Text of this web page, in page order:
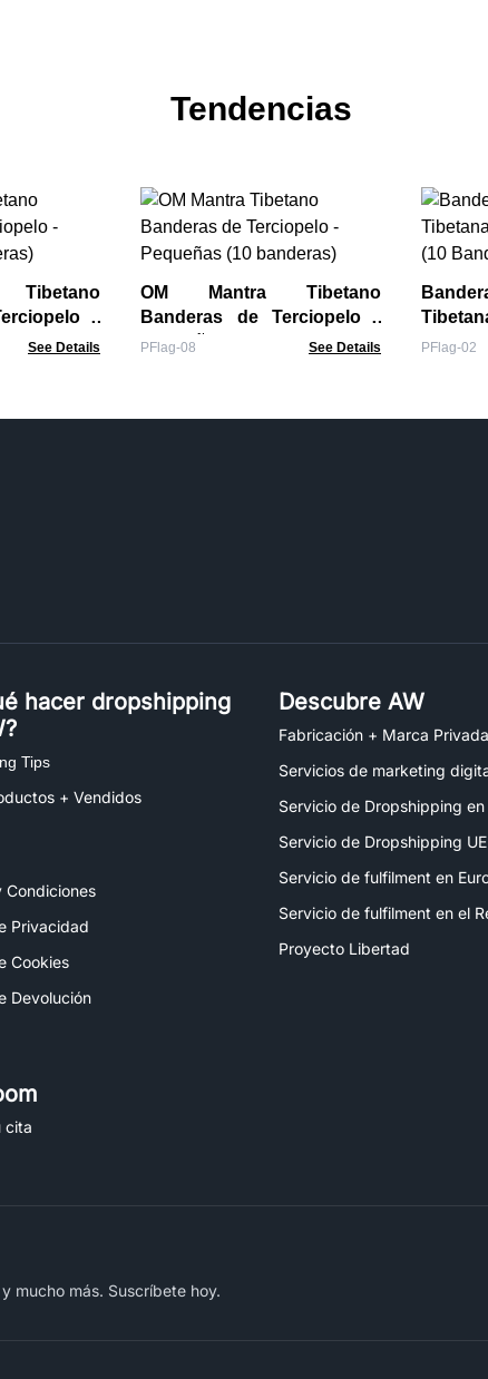
Tendencias
-
See Details
OM Mantra Tibetano
Banderas de Terciopelo -
Pequeñas (10 banderas)
PFlag-08 See Details
(10
PFlag-02
hacer dropshipping
Tips
+ Vendidos
Condiciones
Privacidad
Cookies
Devolución
cita
Descubre AW
Fabricación + Marca Privada
Servicios de marketing
Servicio de Dropshipping en
Servicio de Dropshipping UE
Servicio de fulfilment en
Servicio de fulfilment en el
Proyecto Libertad
mucho más. Suscríbete hoy.